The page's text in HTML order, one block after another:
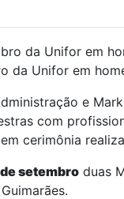
da Unifor em
e
com
cerimônia
de setembro duas